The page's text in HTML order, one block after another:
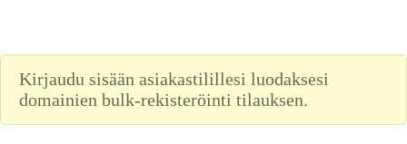
Kirjaudu sisään asiakastilillesi luodaksesi
domainien bulk-rekisteröinti tilauksen.